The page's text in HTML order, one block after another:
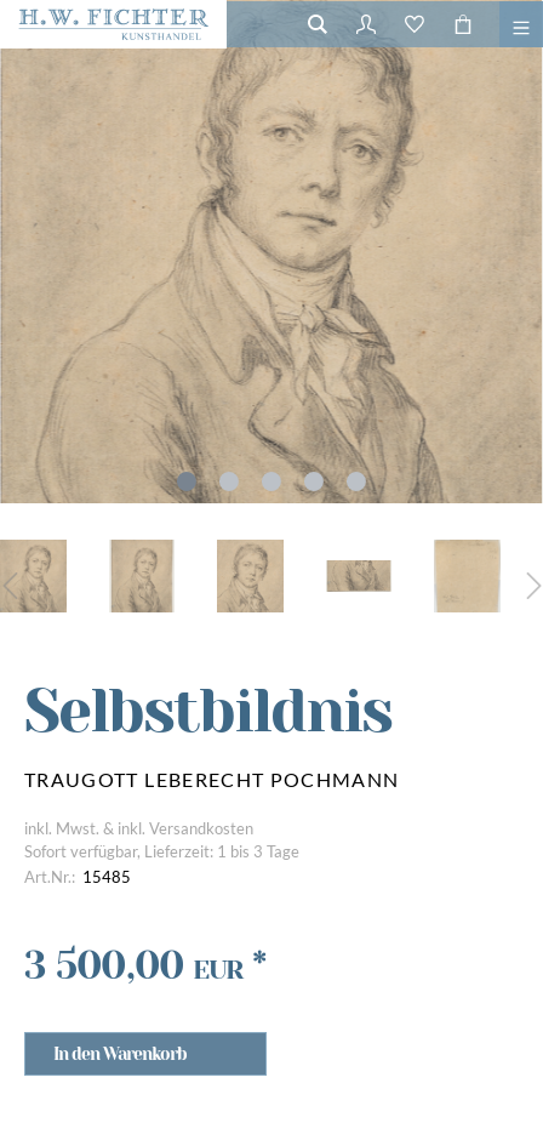
Selbstbildnis
TRAUGOTT LEBERECHT POCHMANN
inkl. Mwst. & inkl. Versandkosten
Sofort verfügbar, Lieferzeit: 1 bis 3 Tage
Art.Nr.: 15485
3 500,00 EUR *
In den Warenkorb